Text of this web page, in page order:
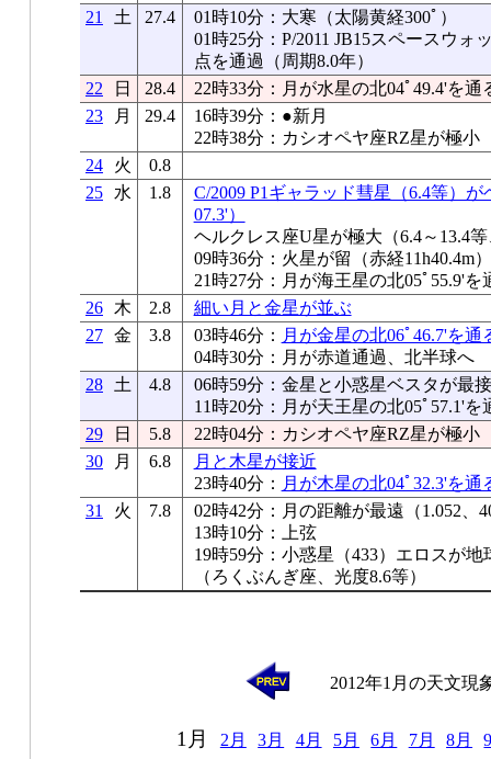
21
土 27.4
01時10分：大寒（太陽黄経300ﾟ）
01時25分：P/2011 JB15スペースウ
点を通過（周期8.0年）
22
日 28.4
22時33分：月が水星の北04ﾟ49.4'を通
23
月 29.4
16時39分：●新月
22時38分：カシオペヤ座RZ星が極小
24
火
0.8
25
水 1.8
C/2009 P1ギャラッド彗星（6.4等）
07.3'）
ヘルクレス座U星が極大（6.4～13.4
09時36分：火星が留（赤経11h40.4m）
21時27分：月が海王星の北05ﾟ55.9'を
26
木 2.8
細い月と金星が並ぶ
27 金 3.8 03時46分： 月が金星の北06ﾟ46.7'を通
04時30分：月が赤道通過、北半球へ
28
土 4.8
06時59分：金星と小惑星ベスタが最
11時20分：月が天王星の北05ﾟ57.1'を
29
日 5.8
22時04分：カシオペヤ座RZ星が極小
30
月 6.8
月と木星が接近
23時40分： 月が木星の北04ﾟ32.3'を通
31
火 7.8
02時42分：月の距離が最遠（1.052、
13時10分：上弦
19時59分：小惑星（433）エロスが
（ろくぶんぎ座、光度8.6等）
2012年1月の天文現
1月 2月 3月 4月 5月 6月 7月 8月